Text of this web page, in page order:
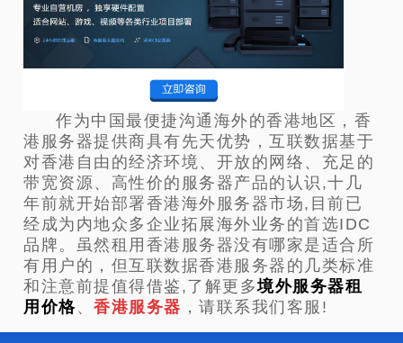
作为中国最便捷沟通海外的香港地区，香
港服务器提供商具有先天优势，互联数据基于
对香港自由的经济环境、开放的网络、充足的
带宽资源、高性价的服务器产品的认识,十几
年前就开始部署香港海外服务器市场,目前已
经成为内地众多企业拓展海外业务的首选IDC
品牌。虽然租用香港服务器没有哪家是适合所
有用户的，但互联数据香港服务器的几类标准
和注意前提值得借鉴,了解更多境外服务器租
用价格、香港服务器 ，请联系我们客服!